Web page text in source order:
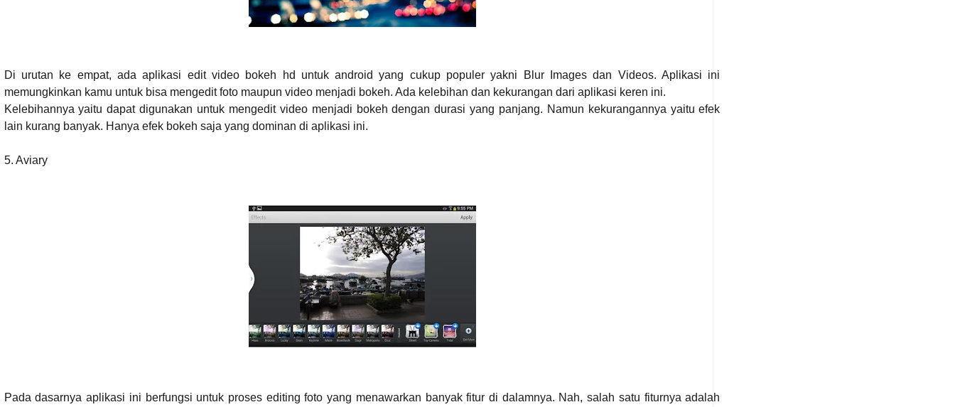
Di urutan ke empat, ada aplikasi edit video bokeh hd untuk android yang cukup populer yakni Blur Images dan Videos. Aplikasi ini
memungkinkan kamu untuk bisa mengedit foto maupun video menjadi bokeh. Ada kelebihan dan kekurangan dari aplikasi keren ini.
Kelebihannya yaitu dapat digunakan untuk mengedit video menjadi bokeh dengan durasi yang panjang. Namun kekurangannya yaitu efek
lain kurang banyak. Hanya efek bokeh saja yang dominan di aplikasi ini.
5. Aviary
Pada dasarnya aplikasi ini berfungsi untuk proses editing foto yang menawarkan banyak fitur di dalamnya. Nah, salah satu fiturnya adalah